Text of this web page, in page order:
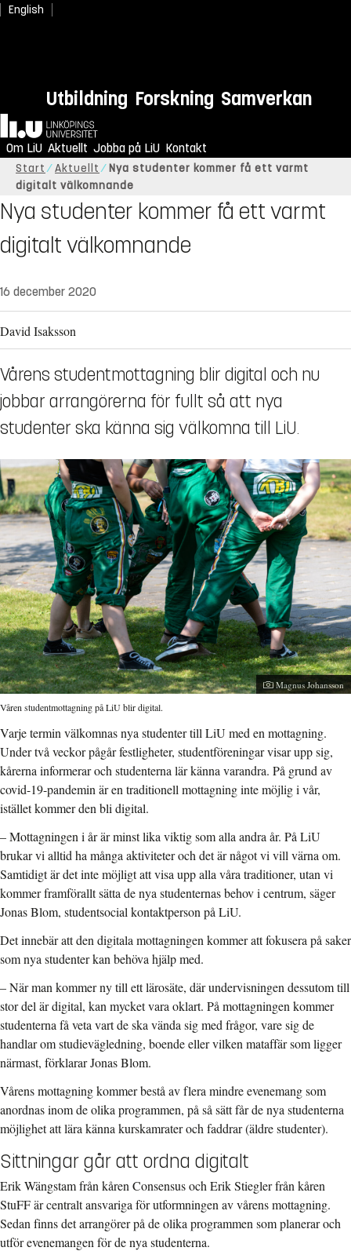
English
Utbildning Forskning Samverkan
Hem
Om LiU Aktuellt Jobba på LiU Kontakt
Start Aktuellt
Nya studenter kommer få ett varmt
digitalt välkomnande
Nya studenter kommer få ett varmt
digitalt välkomnande
16 december 2020
David Isaksson
Vårens studentmottagning blir digital och nu
jobbar arrangörerna för fullt så att nya
studenter ska känna sig välkomna till LiU.
Fotograf:
Magnus Johansson
Våren studentmottagning på LiU blir digital.
Varje termin välkomnas nya studenter till LiU med en mottagning.
Under två veckor pågår festligheter, studentföreningar visar upp sig,
kårerna informerar och studenterna lär känna varandra. På grund av
covid-19-pandemin är en traditionell mottagning inte möjlig i vår,
istället kommer den bli digital.
– Mottagningen i år är minst lika viktig som alla andra år. På LiU
brukar vi alltid ha många aktiviteter och det är något vi vill värna om.
Samtidigt är det inte möjligt att visa upp alla våra traditioner, utan vi
kommer framförallt sätta de nya studenternas behov i centrum, säger
Jonas Blom, studentsocial kontaktperson på LiU.
Det innebär att den digitala mottagningen kommer att fokusera på saker
som nya studenter kan behöva hjälp med.
– När man kommer ny till ett lärosäte, där undervisningen dessutom till
stor del är digital, kan mycket vara oklart. På mottagningen kommer
studenterna få veta vart de ska vända sig med frågor, vare sig de
handlar om studievägledning, boende eller vilken mataffär som ligger
närmast, förklarar Jonas Blom.
Vårens mottagning kommer bestå av flera mindre evenemang som
anordnas inom de olika programmen, på så sätt får de nya studenterna
möjlighet att lära känna kurskamrater och faddrar (äldre studenter).
Sittningar går att ordna digitalt
Erik Wängstam från kåren Consensus och Erik Stiegler från kåren
StuFF är centralt ansvariga för utformningen av vårens mottagning.
Sedan finns det arrangörer på de olika programmen som planerar och
utför evenemangen för de nya studenterna.